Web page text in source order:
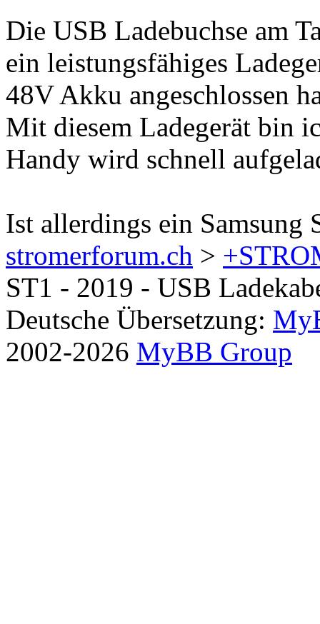
Die USB Ladebuchse am
ein leistungsfähiges
48V Akku angeschlossen
Mit diesem Ladegerät bin
Handy wird schnell
Ist allerdings ein Samsung
stromerforum.ch >
ST1 - 2019 - USB
Deutsche Übersetzung:
2002-2026 MyBB Group